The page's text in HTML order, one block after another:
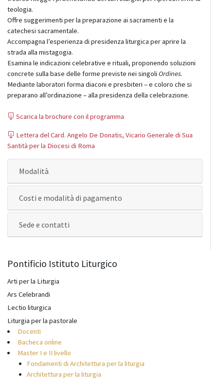
teologia.
Offre suggerimenti per la preparazione ai sacramenti e la
catechesi sacramentale.
Accompagna l’esperienza di presidenza liturgica per aprire la
strada alla mistagogia.
Esamina le indicazioni celebrative e rituali, proponendo soluzioni
concrete sulla base delle forme previste nei singoli Ordines.
Mediante laboratori forma diaconi e presbiteri – e coloro che si
preparano all’ordinazione – alla presidenza della celebrazione.
Scarica la brochure con il programma
Lettera del Card. Angelo De Donatis, Vicario Generale di Sua
Santità per la Diocesi di Roma
Modalità
Costi e modalità di pagamento
Sede e contatti
Pontificio Istituto Liturgico
Arti per la Liturgia
Ars Celebrandi
Lectio liturgica
Liturgia per la pastorale
Docenti
Bacheca online
Master I e II livello
Fondamenti di Architettura per la liturgia
Architettura per la liturgia